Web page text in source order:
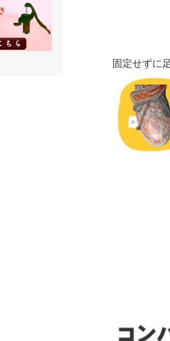
固定せずに